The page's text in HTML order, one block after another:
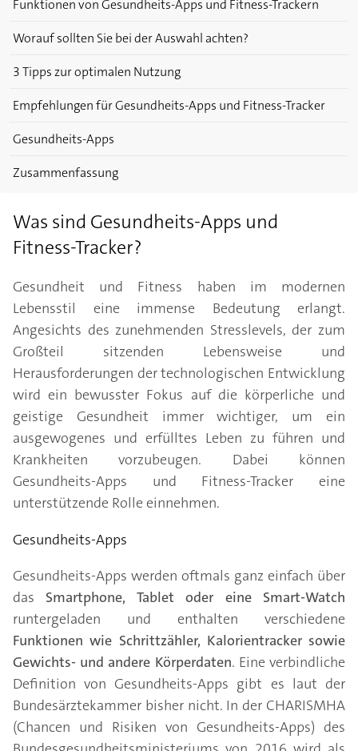
Funktionen von Gesundheits-Apps und Fitness-Trackern
Worauf sollten Sie bei der Auswahl achten?
3 Tipps zur optimalen Nutzung
Empfehlungen für Gesundheits-Apps und Fitness-Tracker
Gesundheits-Apps
Zusammenfassung
Was sind Gesundheits-Apps und
Fitness-Tracker?
Gesundheit und Fitness haben im modernen
Lebensstil eine immense Bedeutung erlangt.
Angesichts des zunehmenden Stresslevels, der zum
Großteil sitzenden Lebensweise und
Herausforderungen der technologischen Entwicklung
wird ein bewusster Fokus auf die körperliche und
geistige Gesundheit immer wichtiger, um ein
ausgewogenes und erfülltes Leben zu führen und
Krankheiten vorzubeugen. Dabei können
Gesundheits-Apps und Fitness-Tracker eine
unterstützende Rolle einnehmen.
Gesundheits-Apps
Gesundheits-Apps werden oftmals ganz einfach über
das Smartphone, Tablet oder eine Smart-Watch
runtergeladen und enthalten verschiedene
Funktionen wie Schrittzähler, Kalorientracker sowie
Gewichts- und andere Körperdaten. Eine verbindliche
Definition von Gesundheits-Apps gibt es laut der
Bundesärztekammer bisher nicht. In der CHARISMHA
(Chancen und Risiken von Gesundheits-Apps) des